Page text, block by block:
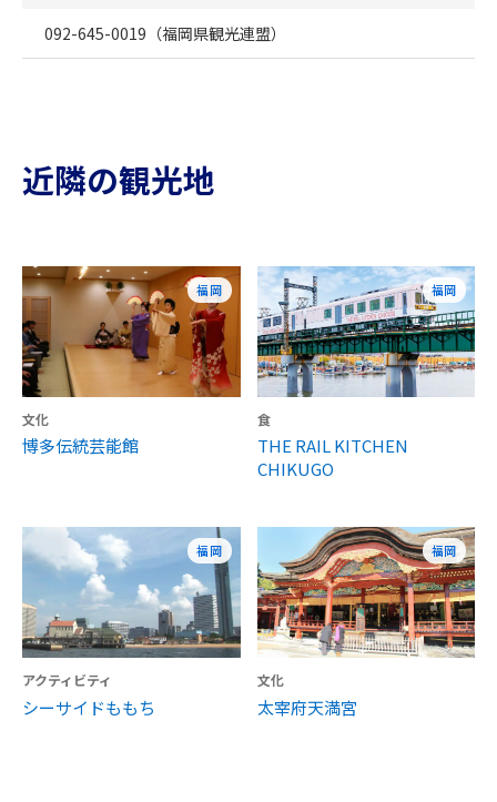
092-645-0019（福岡県観光連盟）
近隣の観光地
福岡
文化
博多伝統芸能館
福岡
食
THE RAIL KITCHEN
CHIKUGO
福岡
アクティビティ
シーサイドももち
福岡
文化
太宰府天満宮